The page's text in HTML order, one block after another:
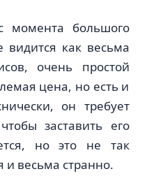
момента большого
видится как весьма
очень простой
цена, но есть и
он требует
заставить его
но это не так
и весьма странно.